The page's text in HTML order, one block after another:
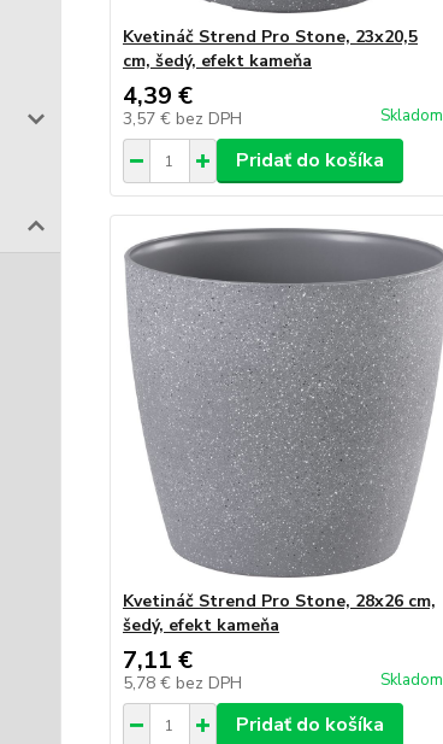
Kvetináč Strend Pro Stone, 23x20,5
cm, šedý, efekt kameňa
4,39 €
3,57 € bez DPH Skladom
Pridať do košíka
Kvetináč Strend Pro Stone, 28x26 cm,
šedý, efekt kameňa
7,11 €
5,78 € bez DPH Skladom
Pridať do košíka